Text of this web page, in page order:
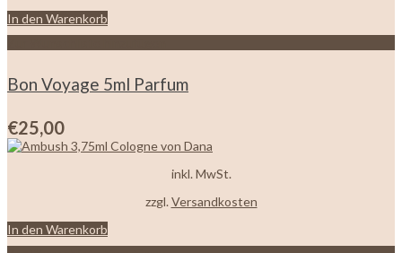
In den Warenkorb
Bon Voyage 5ml Parfum
€25,00
inkl. MwSt.
zzgl. Versandkosten
In den Warenkorb